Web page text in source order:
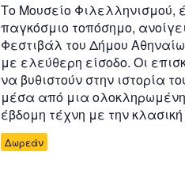
Το Μουσείο Φιλελληνισμού,
παγκόσμιο τοπόσημο,
Φεστιβάλ του Δήμου
με ελεύθερη είσοδο. Οι
να βυθιστούν στην ιστορία
μέσα από μια
έβδομη τέχνη με την
Δωρεάν